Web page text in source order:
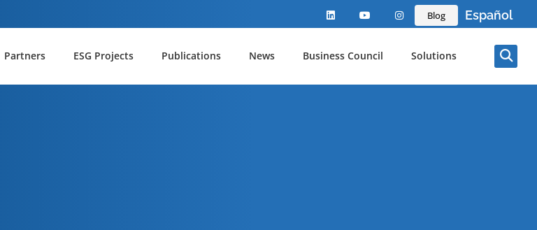
Blog Español
Partners ESG Projects Publications News Business Council Solutions